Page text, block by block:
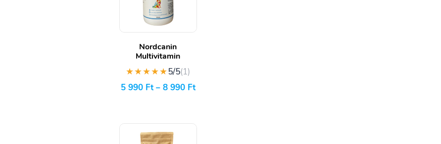
Nordcanin
Multivitamin
★★★★★5/5(1)
5 990 Ft– 8 990 Ft